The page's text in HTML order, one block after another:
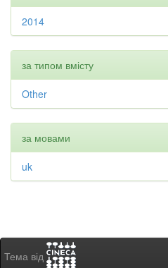
2014
за типом вмісту
Other
за мовами
uk
Тема від